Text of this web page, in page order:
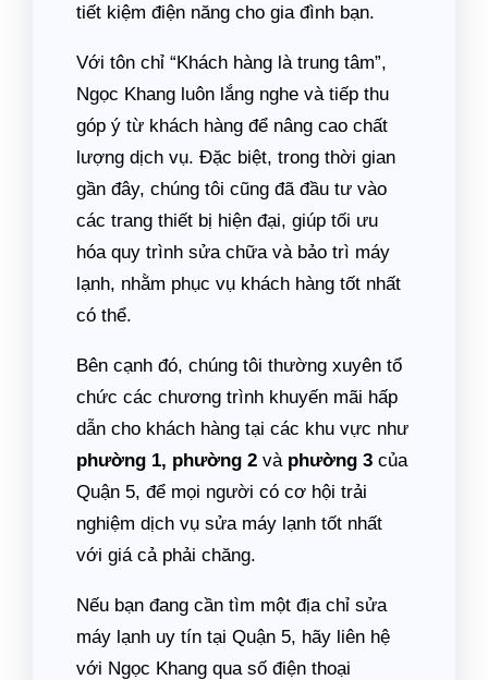
tiết kiệm điện năng cho gia đình bạn.
Với tôn chỉ “Khách hàng là trung tâm”,
Ngọc Khang luôn lắng nghe và tiếp thu
góp ý từ khách hàng để nâng cao chất
lượng dịch vụ. Đặc biệt, trong thời gian
gần đây, chúng tôi cũng đã đầu tư vào
các trang thiết bị hiện đại, giúp tối ưu
hóa quy trình sửa chữa và bảo trì máy
lạnh, nhằm phục vụ khách hàng tốt nhất
có thể.
Bên cạnh đó, chúng tôi thường xuyên tổ
chức các chương trình khuyến mãi hấp
dẫn cho khách hàng tại các khu vực như
phường 1, phường 2 và phường 3 của
Quận 5, để mọi người có cơ hội trải
nghiệm dịch vụ sửa máy lạnh tốt nhất
với giá cả phải chăng.
Nếu bạn đang cần tìm một địa chỉ sửa
máy lạnh uy tín tại Quận 5, hãy liên hệ
với Ngọc Khang qua số điện thoại